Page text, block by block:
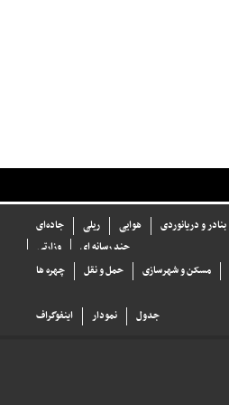
جاده‌ای ریلی هوایی بنادر و دریانوردی
وزارتی
چند رسانه ای
چهره ها حمل و نقل مسکن و شهرسازی
اینفوگراف نمودار جدول